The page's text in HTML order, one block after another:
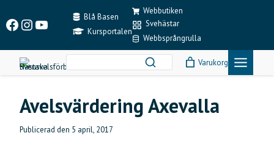
content
Facebook
Instagram
YouTubeBlå Basen
Kursportalen
Webbutiken
Svehästar
Webbsprångrulla
Varukorg
Avelsvärdering Axevalla
Publicerad den 5 april, 2017